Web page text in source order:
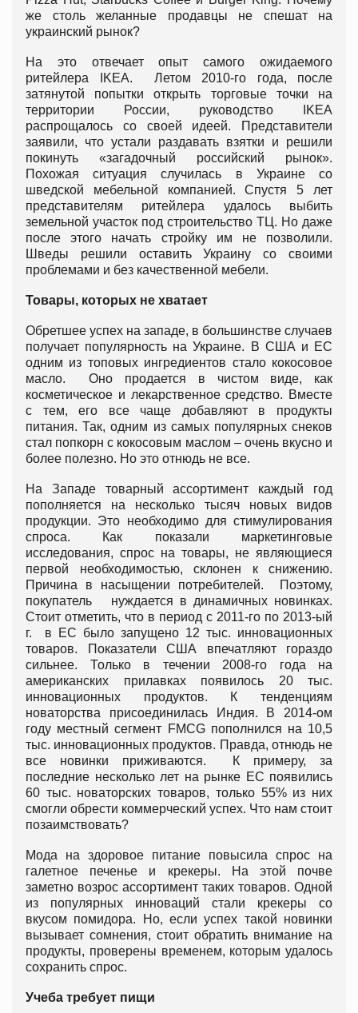
же столь желанные продавцы не спешат на
украинский рынок?
На это отвечает опыт самого ожидаемого
ритейлера IKEA. Летом 2010-го года, после
затянутой попытки открыть торговые точки на
территории России, руководство IKEA
распрощалось со своей идеей. Представители
заявили, что устали раздавать взятки и решили
покинуть «загадочный российский рынок».
Похожая ситуация случилась в Украине со
шведской мебельной компанией. Спустя 5 лет
представителям ритейлера удалось выбить
земельной участок под строительство ТЦ. Но даже
после этого начать стройку им не позволили.
Шведы решили оставить Украину со своими
проблемами и без качественной мебели.
Товары, которых не хватает
Обретшее успех на западе, в большинстве случаев
получает популярность на Украине. В США и ЕС
одним из топовых ингредиентов стало кокосовое
масло. Оно продается в чистом виде, как
косметическое и лекарственное средство. Вместе
с тем, его все чаще добавляют в продукты
питания. Так, одним из самых популярных снеков
стал попкорн с кокосовым маслом – очень вкусно и
более полезно. Но это отнюдь не все.
На Западе товарный ассортимент каждый год
пополняется на несколько тысяч новых видов
продукции. Это необходимо для стимулирования
спроса. Как показали маркетинговые
исследования, спрос на товары, не являющиеся
первой необходимостью, склонен к снижению.
Причина в насыщении потребителей. Поэтому,
покупатель нуждается в динамичных новинках.
Стоит отметить, что в период с 2011-го по 2013-ый
г. в ЕС было запущено 12 тыс. инновационных
товаров. Показатели США впечатляют гораздо
сильнее. Только в течении 2008-го года на
американских прилавках появилось 20 тыс.
инновационных продуктов. К тенденциям
новаторства присоединилась Индия. В 2014-ом
году местный сегмент FMCG пополнился на 10,5
тыс. инновационных продуктов. Правда, отнюдь не
все новинки приживаются. К примеру, за
последние несколько лет на рынке ЕС появились
60 тыс. новаторских товаров, только 55% из них
смогли обрести коммерческий успех. Что нам стоит
позаимствовать?
Мода на здоровое питание повысила спрос на
галетное печенье и крекеры. На этой почве
заметно возрос ассортимент таких товаров. Одной
из популярных инноваций стали крекеры со
вкусом помидора. Но, если успех такой новинки
вызывает сомнения, стоит обратить внимание на
продукты, проверены временем, которым удалось
сохранить спрос.
Учеба требует пищи